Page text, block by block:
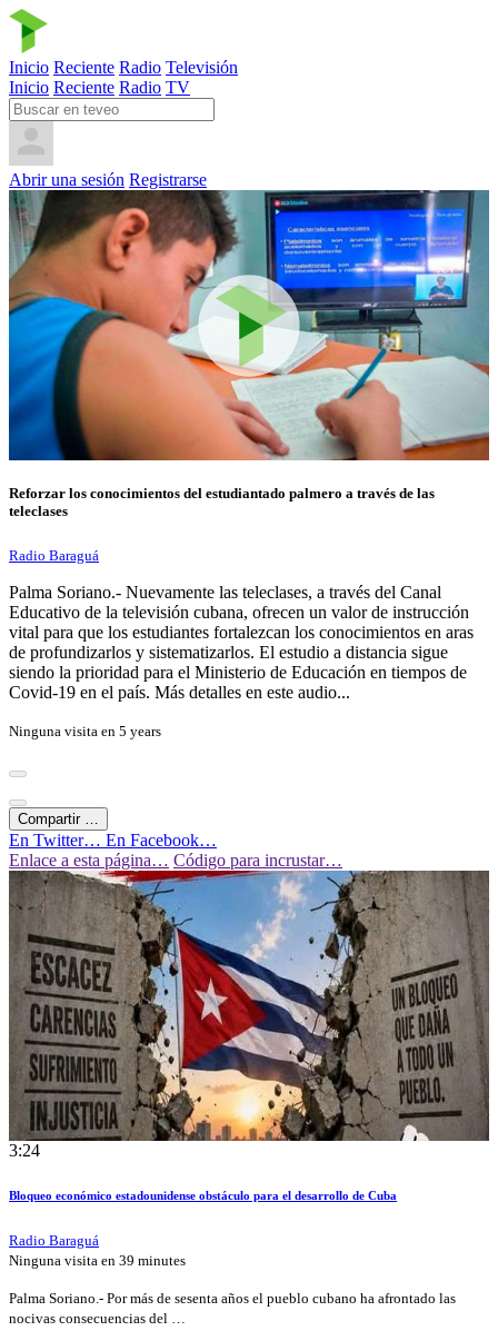
Inicio Reciente Radio Televisión
Inicio Reciente Radio TV
Abrir una sesión Registrarse
Reforzar los conocimientos del estudiantado palmero a través de las
teleclases
Radio Baraguá
Palma Soriano.- Nuevamente las teleclases, a través del Canal
Educativo de la televisión cubana, ofrecen un valor de instrucción
vital para que los estudiantes fortalezcan los conocimientos en aras
de profundizarlos y sistematizarlos. El estudio a distancia sigue
siendo la prioridad para el Ministerio de Educación en tiempos de
Covid-19 en el país. Más detalles en este audio...
Ninguna visita en 5 years
Compartir …
En Twitter… En Facebook…
Enlace a esta página… Código para incrustar…
3:24
Bloqueo económico estadounidense obstáculo para el desarrollo de Cuba
Radio Baraguá
Ninguna visita en 39 minutes
Palma Soriano.- Por más de sesenta años el pueblo cubano ha afrontado las
nocivas consecuencias del …